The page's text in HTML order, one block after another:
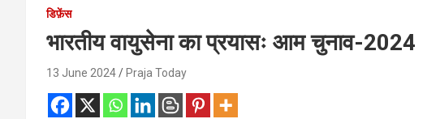
डिफ़ेंस
भारतीय वायुसेना का प्रयासः आम चुनाव-2024
13 June 2024 Praja Today